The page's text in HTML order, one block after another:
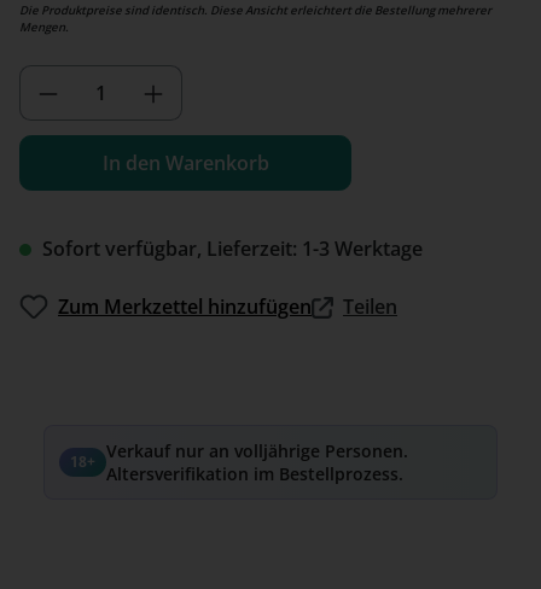
Sofort verfügbar, Lieferzeit: 1-3 Werktage
Die Produktpreise sind identisch. Diese Ansicht erleichtert die Bestellung mehrerer
Mengen.
Produkt Anzahl: Gib den
In den Warenkorb
Zum Merkzettel hinzufügen Teilen
18+ Verkauf nur an volljährige Personen.
Altersverifikation im Bestellprozess.